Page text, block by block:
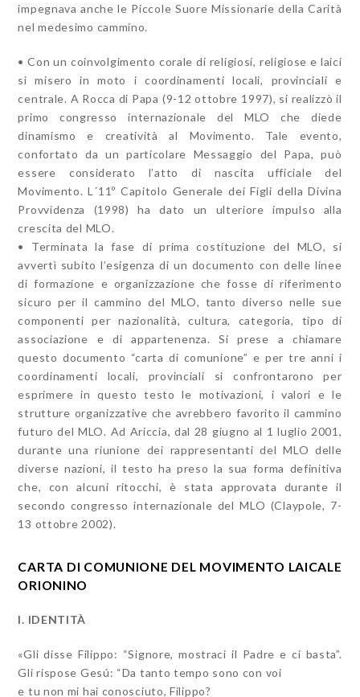
impegnava anche le Piccole Suore Missionarie della Carità
nel medesimo cammino.
• Con un coinvolgimento corale di religiosi, religiose e laici
si misero in moto i coordinamenti locali, provinciali e
centrale. A Rocca di Papa (9-12 ottobre 1997), si realizzò il
primo congresso internazionale del MLO che diede
dinamismo e creatività al Movimento. Tale evento,
confortato da un particolare Messaggio del Papa, può
essere considerato l’atto di nascita ufficiale del
Movimento. L´11º Capitolo Generale dei Figli della Divina
Provvidenza (1998) ha dato un ulteriore impulso alla
crescita del MLO.
• Terminata la fase di prima costituzione del MLO, si
avvertì subito l’esigenza di un documento con delle linee
di formazione e organizzazione che fosse di riferimento
sicuro per il cammino del MLO, tanto diverso nelle sue
componenti per nazionalità, cultura, categoria, tipo di
associazione e di appartenenza. Si prese a chiamare
questo documento “carta di comunione” e per tre anni i
coordinamenti locali, provinciali si confrontarono per
esprimere in questo testo le motivazioni, i valori e le
strutture organizzative che avrebbero favorito il cammino
futuro del MLO. Ad Ariccia, dal 28 giugno al 1 luglio 2001,
durante una riunione dei rappresentanti del MLO delle
diverse nazioni, il testo ha preso la sua forma definitiva
che, con alcuni ritocchi, è stata approvata durante il
secondo congresso internazionale del MLO (Claypole, 7-
13 ottobre 2002).
CARTA DI COMUNIONE DEL MOVIMENTO LAICALE
ORIONINO
I. IDENTITÀ
«Gli disse Filippo: “Signore, mostraci il Padre e ci basta”.
Gli rispose Gesú: “Da tanto tempo sono con voi
e tu non mi hai conosciuto, Filippo?